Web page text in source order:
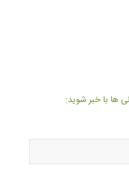
ها با خبر شوید: